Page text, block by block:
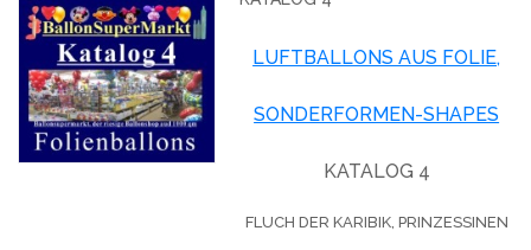
LUFTBALLONS AUS FOLIE,
SONDERFORMEN-SHAPES
KATALOG 4
FLUCH DER KARIBIK, PRINZESSINEN